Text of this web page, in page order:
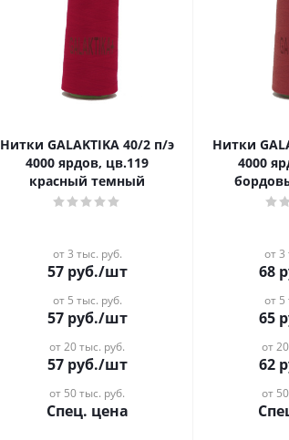
Нитки GALAKTIKA 40/2 п/э
4000 ярдов, цв.119
красный темный
от 3 тыс. руб.
57руб./шт
от 5 тыс. руб.
57руб./шт
от 20 тыс. руб.
57руб./шт
от 50 тыс. руб.
Спец. цена
Нитки
4000
от 3
68
от 5
65
от
62
от